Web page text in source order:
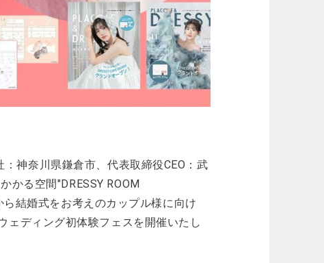
：神奈川県鎌倉市、代表取締役CEO：武
かる空間"DRESSY ROOM
結婚式をお考えのカップル様に向け
ェディング初体験フェスを開催いたし